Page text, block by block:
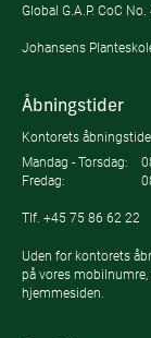
Global G.A.P. CoC
Johansens
Åbningstider
Kontorets
Mandag - Torsdag:
Fredag:
Tlf. +45 75 86 62 22
Uden for kontorets
på vores
hjemmesiden.